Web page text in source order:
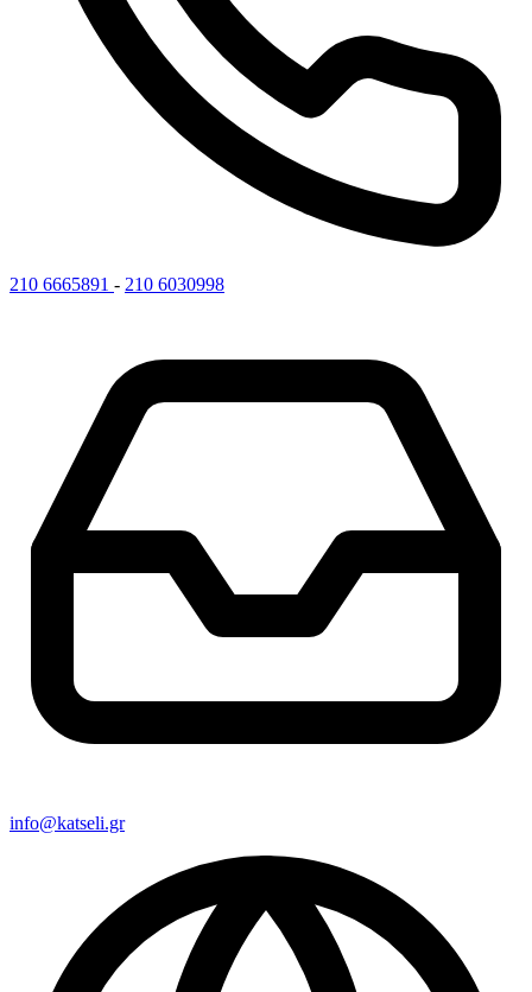
210 6665891 - 210 6030998
info@katseli.gr